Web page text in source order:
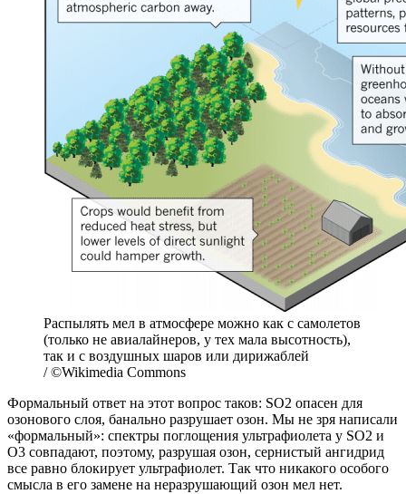
Распылять мел в атмосфере можно как с самолетов
(только не авиалайнеров, у тех мала высотность),
так и с воздушных шаров или дирижаблей
/ ©Wikimedia Commons
Формальный ответ на этот вопрос таков: SO2 опасен для
озонового слоя, банально разрушает озон. Мы не зря написали
«формальный»: спектры поглощения ультрафиолета у SO2 и
О3 совпадают, поэтому, разрушая озон, сернистый ангидрид
все равно блокирует ультрафиолет. Так что никакого особого
смысла в его замене на неразрушающий озон мел нет.